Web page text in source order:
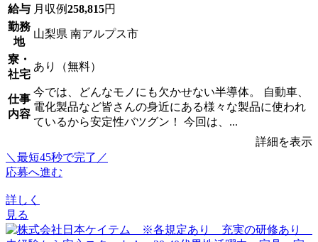
給与 月収例258,815円
勤務
地
山梨県 南アルプス市
寮・
社宅
あり（無料）
仕事
内容
今では、どんなモノにも欠かせない半導体。 自動車、
電化製品など皆さんの身近にある様々な製品に使われ
ているから安定性バツグン！ 今回は、...
詳細を表示
＼最短45秒で完了／
応募へ進む
詳しく
見る